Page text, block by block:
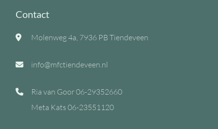
Contact
Molenweg 4a, 7936 PB Tiendeveen
info@mfctiendeveen.nl
Ria van Goor06-29352660
Meta Kats 06-23551120